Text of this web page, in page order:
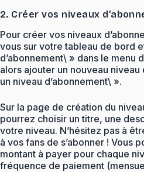
2. Créer vos niveaux
Pour créer vos niveaux
vous sur votre tableau de bord
d’abonnement\ » dans le menu
alors ajouter un nouveau
un niveau d’abonnement\ ».
Sur la page de création du
pourrez choisir un titre, une
votre niveau. N’hésitez pas à
à vos fans de s’abonner ! Vous
montant à payer pour chaque
fréquence de paiement